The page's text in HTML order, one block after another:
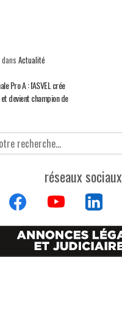
Actualité
Pro A : l'ASVEL crée
devient champion de
réseaux sociaux